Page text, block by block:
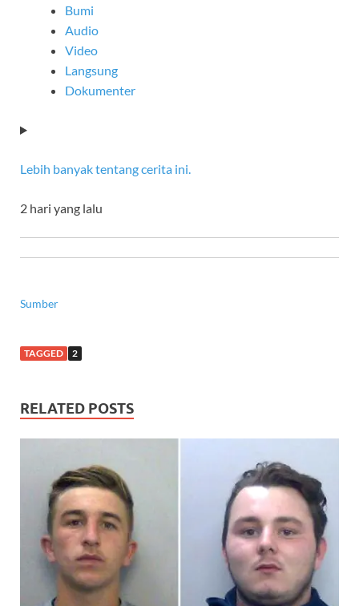
Bumi
Audio
Video
Langsung
Dokumenter
Lebih banyak tentang cerita ini.
2 hari yang lalu
Sumber
TAGGED 2
RELATED POSTS